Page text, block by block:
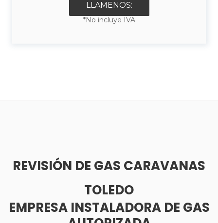
LLAMENOS:
*No incluye IVA
REVISIÓN DE GAS CARAVANAS
TOLEDO
EMPRESA INSTALADORA DE GAS